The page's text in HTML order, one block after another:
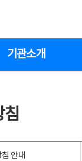
기관소개
안내